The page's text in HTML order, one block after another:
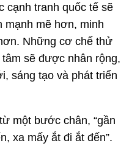
cạnh tranh quốc tế sẽ
mạnh mẽ hơn, minh
Những cơ chế thử
sẽ được nhân rộng,
sáng tạo và phát triển
một bước chân, “gần
xa mấy ắt đi ắt đến”.